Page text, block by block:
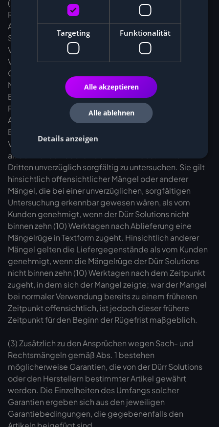
(2) Ansprüche des Kunden wegen Sach- und
Rechtsmängeln verjähren in zwölf (12) Monaten ab
Ablieferung der Ware. Diese Verkürzung gilt nicht für
Schadensersatzansprüche des Kunden, in Fällen des
Vorsatzes oder der groben Fahrlässigkeit, bei der
Verletzung des Lebens, des Körpers oder der
Gesundheit, bei arglistigem Verschweigen eines
Mangels, bei Übernahme einer
Beschaffenheitsgarantie, für Ansprüche nach dem
Produkthaftungsgesetz sowie in den Fällen des § 438
Abs. 1 Nr. 2 BGB und des Lieferantenregresses (§ 445b
BGB); insoweit gelten die gesetzlichen
Verjährungsfristen. Die Ware ist im Falle eines Versands
an den Kunden oder an den von ihm bestimmten
Dritten unverzüglich sorgfältig zu untersuchen. Sie gilt
hinsichtlich offensichtlicher Mängel oder anderer
Mängel, die bei einer unverzüglichen, sorgfältigen
Untersuchung erkennbar gewesen wären, als vom
Kunden genehmigt, wenn der Dürr Solutions nicht
binnen zehn (10) Werktagen nach Ablieferung eine
Mängelrüge in Textform zugeht. Hinsichtlich anderer
Mängel gelten die Liefergegenstände als vom Kunden
genehmigt, wenn die Mängelrüge der Dürr Solutions
nicht binnen zehn (10) Werktagen nach dem Zeitpunkt
zugeht, in dem sich der Mangel zeigte; war der Mangel
bei normaler Verwendung bereits zu einem früheren
Zeitpunkt offensichtlich, ist jedoch dieser frühere
Zeitpunkt für den Beginn der Rügefrist maßgeblich.
(3) Zusätzlich zu den Ansprüchen wegen Sach- und
Rechtsmängeln gemäß Abs. 1 bestehen
möglicherweise Garantien, die von der Dürr Solutions
oder den Herstellern bestimmter Artikel gewährt
werden. Die Einzelheiten des Umfangs solcher
Garantien ergeben sich aus den jeweiligen
Garantiebedingungen, die gegebenenfalls den
Targeting Funktionalität
Alle akzeptieren
Alle ablehnen
Details anzeigen